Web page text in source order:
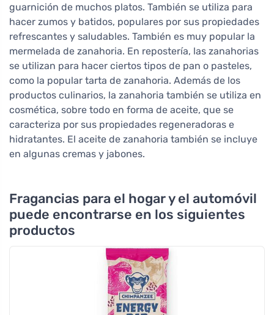
guarnición de muchos platos. También se utiliza para
hacer zumos y batidos, populares por sus propiedades
refrescantes y saludables. También es muy popular la
mermelada de zanahoria. En repostería, las zanahorias
se utilizan para hacer ciertos tipos de pan o pasteles,
como la popular tarta de zanahoria. Además de los
productos culinarios, la zanahoria también se utiliza en
cosmética, sobre todo en forma de aceite, que se
caracteriza por sus propiedades regeneradoras e
hidratantes. El aceite de zanahoria también se incluye
en algunas cremas y jabones.
Fragancias para el hogar y el automóvil
puede encontrarse en los siguientes
productos